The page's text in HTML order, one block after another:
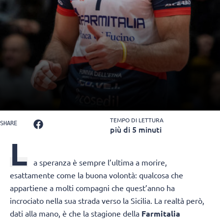
SHARE TEMPO DI LETTURA
più di 5 minuti
L
a speranza è sempre l’ultima a morire,
esattamente come la buona volontà: qualcosa che
appartiene a molti compagni che quest’anno ha
incrociato nella sua strada verso la Sicilia. La realtà però,
dati alla mano, è che la stagione della Farmitalia